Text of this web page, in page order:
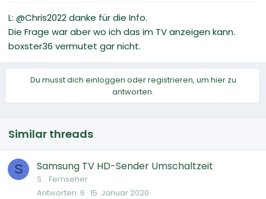
L: @Chris2022 danke für die Info.
Die Frage war aber wo ich das im TV anzeigen kann.
boxster36 vermutet gar nicht.
Du musst dich einloggen oder registrieren, um hier zu
antworten.
Similar threads
S Samsung TV HD-Sender Umschaltzeit
S. Fernseher
Antworten 6 15. Januar 2020